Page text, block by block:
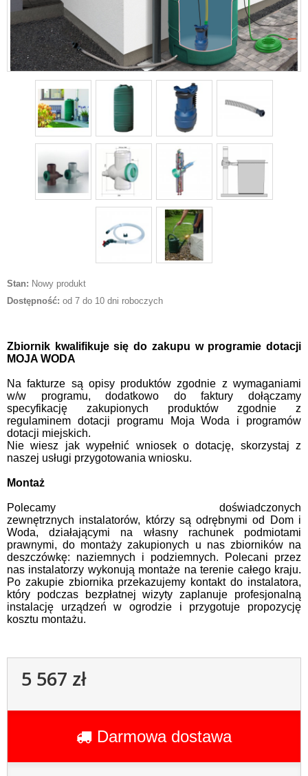
Stan: Nowy produkt
Dostępność: od 7 do 10 dni roboczych
Zbiornik kwalifikuje się do zakupu w programie dotacji
MOJA WODA
Na fakturze są opisy produktów zgodnie z wymaganiami
w/w programu, dodatkowo do faktury dołączamy
specyfikację zakupionych produktów zgodnie z
regulaminem dotacji programu Moja Woda i programów
dotacji miejskich.
Nie wiesz jak wypełnić wniosek o dotację, skorzystaj z
naszej usługi przygotowania wniosku.
Montaż
Polecamy doświadczonych
zewnętrznych instalatorów, którzy są odrębnymi od Dom i
Woda, działającymi na własny rachunek podmiotami
prawnymi, do montaży zakupionych u nas zbiorników na
deszczówkę: naziemnych i podziemnych. Polecani przez
nas instalatorzy wykonują montaże na terenie całego kraju.
Po zakupie zbiornika przekazujemy kontakt do instalatora,
który podczas bezpłatnej wizyty zaplanuje profesjonalną
instalację urządzeń w ogrodzie i przygotuje propozycję
kosztu montażu.
5 567 zł
Darmowa dostawa